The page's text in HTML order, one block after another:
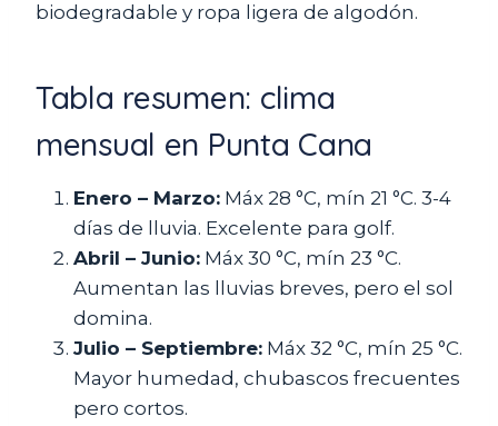
biodegradable y ropa ligera de algodón.
Tabla resumen: clima
mensual en Punta Cana
Enero – Marzo: Máx 28 °C, mín 21 °C. 3-4
días de lluvia. Excelente para golf.
Abril – Junio: Máx 30 °C, mín 23 °C.
Aumentan las lluvias breves, pero el sol
domina.
Julio – Septiembre: Máx 32 °C, mín 25 °C.
Mayor humedad, chubascos frecuentes
pero cortos.